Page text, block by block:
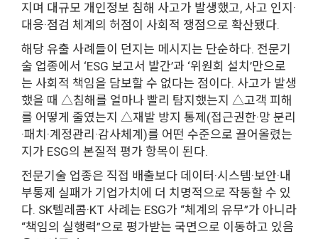
지며 대규모 개인정보 침해 사고가 발생했고, 사고 인지·
대응·점검 체계의 허점이 사회적 쟁점으로 확산됐다.
해당 유출 사례들이 던지는 메시지는 단순하다. 전문기
술 업종에서 ‘ESG 보고서 발간’과 ‘위원회 설치’만으로
는 사회적 책임을 담보할 수 없다는 점이다. 사고가 발생
했을 때 △침해를 얼마나 빨리 탐지했는지 △고객 피해
를 어떻게 줄였는지 △재발 방지 통제(접근권한·망 분리
·패치·계정관리·감사체계)를 어떤 수준으로 끌어올렸는
지가 ESG의 본질적 평가 항목이 된다.
전문기술 업종은 직접 배출보다 데이터·시스템·보안·내
부통제 실패가 기업가치에 더 치명적으로 작동할 수 있
다. SK텔레콤·KT 사례는 ESG가 “체계의 유무”가 아니라
“책임의 실행력”으로 평가받는 국면으로 이동하고 있음